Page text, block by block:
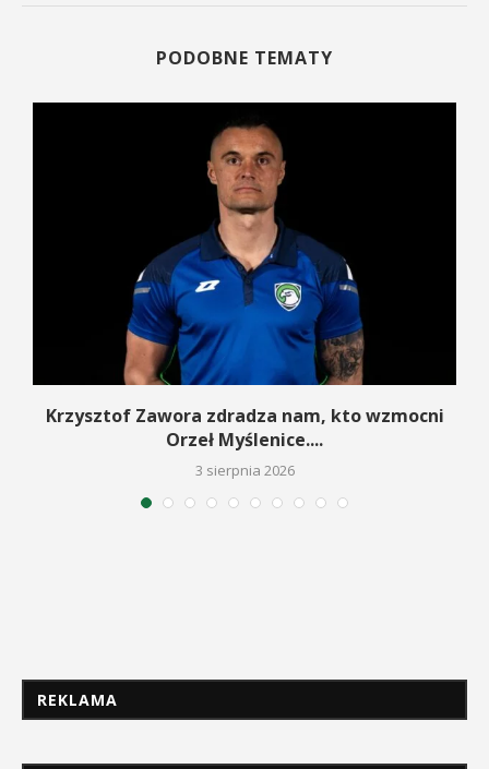
PODOBNE TEMATY
Krzysztof Zawora zdradza nam, kto wzmocni
Orzeł Myślenice....
3 sierpnia 2026
REKLAMA